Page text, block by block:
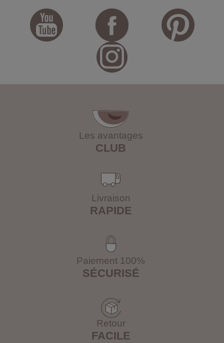
Les avantages
CLUB
Livraison
RAPIDE
Paiement 100%
SÉCURISÉ
Retour
FACILE